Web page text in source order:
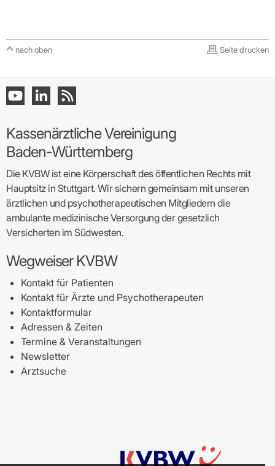
nach oben Seite drucken
Kassenärztliche Vereinigung
Baden-Württemberg
Die KVBW ist eine Körperschaft des öffentlichen Rechts mit
Hauptsitz in Stuttgart. Wir sichern gemeinsam mit unseren
ärztlichen und psychotherapeutischen Mitgliedern die
ambulante medizinische Versorgung der gesetzlich
Versicherten im Südwesten.
Wegweiser KVBW
Kontakt für Patienten
Kontakt für Ärzte und Psychotherapeuten
Kontaktformular
Adressen & Zeiten
Termine & Veranstaltungen
Newsletter
Arztsuche